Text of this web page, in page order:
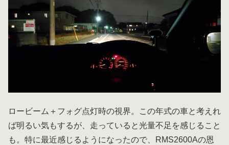
ロービーム＋フォグ点灯時の視界。この年式の車と考えれ
ば明るい気もするが、走っていると光量不足を感じること
も。特に最近感じるようになったので、RMS2600Aの恩